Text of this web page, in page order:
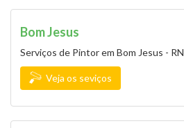
Bom Jesus
Serviços de Pintor em Bom Jesus - RN
Veja os seviços